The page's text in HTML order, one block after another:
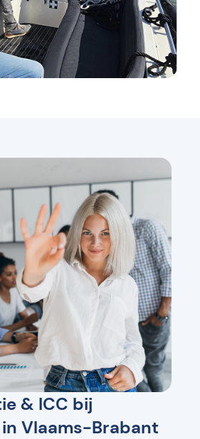
& ICC bij
Vlaams-Brabant